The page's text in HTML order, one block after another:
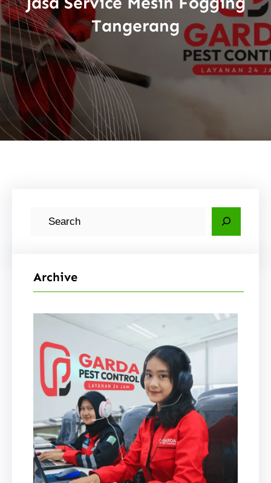
Tangerang
Archive